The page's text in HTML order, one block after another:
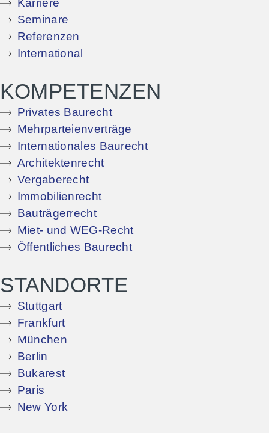
Karriere
Seminare
Referenzen
International
KOMPETENZEN
Privates Baurecht
Mehrparteienverträge
Internationales Baurecht
Architektenrecht
Vergaberecht
Immobilienrecht
Bauträgerrecht
Miet- und WEG-Recht
Öffentliches Baurecht
STANDORTE
Stuttgart
Frankfurt
München
Berlin
Bukarest
Paris
New York